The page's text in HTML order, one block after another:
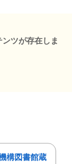
ツが存在しま
構図書館蔵